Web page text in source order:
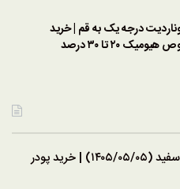
تن لئوناردیت درجه یک به قم | خرید
۲۰ تا ۳۰ درصد
قیمت میکا طلایی و سنگ میکای سفید (۱۴۰۵/۰۵/۰۵) | خرید پودر